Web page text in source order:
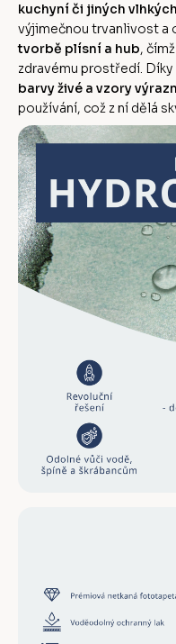
kuchyní či jiných
výjimečnou trvanlivost a
tvorbě plísní a hub,
zdravému prostředí. Díky
barvy živé a vzory
používání, což z ní dělá